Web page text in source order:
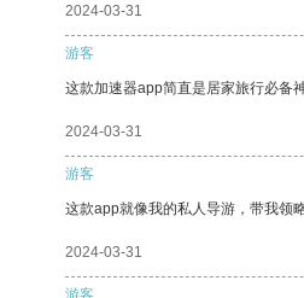
2024-03-31
游客
这款加速器app简直是居家旅行必备
2024-03-31
游客
这款app就像我的私人导游，带我领
2024-03-31
游客